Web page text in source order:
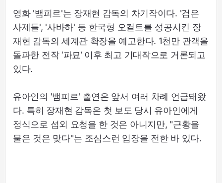
영화 '뱀피르'는 장재현 감독의 차기작이다. '검은
사제들', '사바하' 등 한국형 오컬트를 성공시킨 장
재현 감독의 세계관 확장을 예고한다. 1천만 관객을
돌파한 전작 ‘파묘’ 이후 최고 기대작으로 거론되고
있다.
유아인의 '뱀피르' 출연은 앞서 여러 차례 언급돼왔
다. 특히 장재현 감독은 첫 보도 당시 유아인에게
정식으로 섭외 요청을 한 것은 아니지만, "근황을
물은 것은 맞다"는 조심스런 입장을 전한 바 있다.